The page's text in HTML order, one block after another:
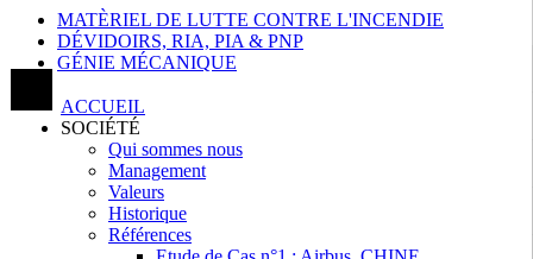
MATÈRIEL DE LUTTE CONTRE L'INCENDIE
DÉVIDOIRS, RIA, PIA & PNP
GÉNIE MÉCANIQUE
ACCUEIL
SOCIÉTÉ
Qui sommes nous
Management
Valeurs
Historique
Références